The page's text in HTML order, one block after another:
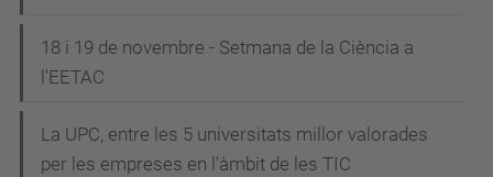
18 i 19 de novembre - Setmana de la Ciència a
l'EETAC
La UPC, entre les 5 universitats millor valorades
per les empreses en l'àmbit de les TIC